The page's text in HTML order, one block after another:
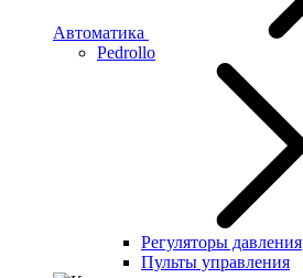
Автоматика
Pedrollo
Регуляторы давления
Пульты управления